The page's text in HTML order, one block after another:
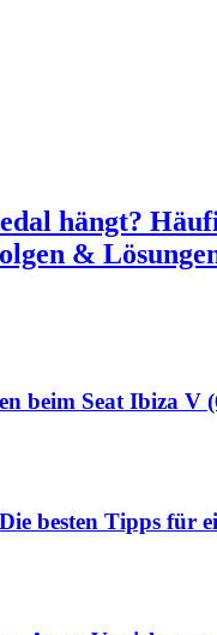
hängt?
&
beim Seat Ibiza V
besten Tipps für